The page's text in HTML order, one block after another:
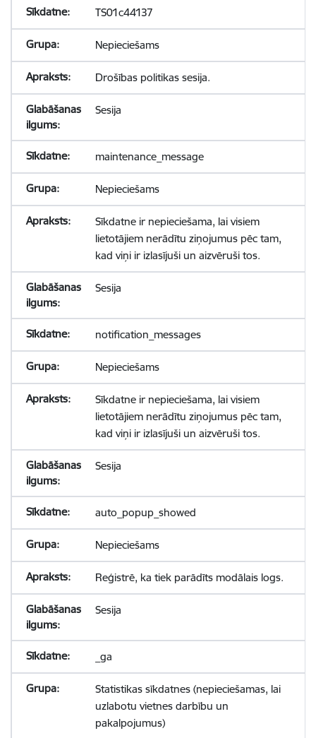
TS01c44137
Nepieciešams
Drošības politikas sesija.
Sesija
maintenance_message
Nepieciešams
Sīkdatne ir nepieciešama, lai visiem
lietotājiem nerādītu ziņojumus pēc tam,
kad viņi ir izlasījuši un aizvēruši tos.
Sesija
notification_messages
Nepieciešams
Sīkdatne ir nepieciešama, lai visiem
lietotājiem nerādītu ziņojumus pēc tam,
kad viņi ir izlasījuši un aizvēruši tos.
Sesija
auto_popup_showed
Nepieciešams
Reģistrē, ka tiek parādīts modālais logs.
Sesija
_ga
Statistikas sīkdatnes (nepieciešamas, lai
uzlabotu vietnes darbību un
pakalpojumus)